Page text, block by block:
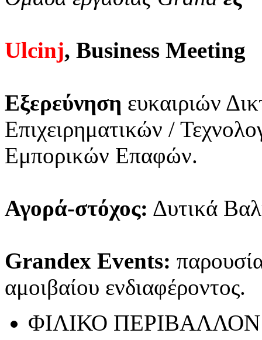
Ulcinj, Business Meeting
Εξερεύνηση ευκαιριών
Επιχειρηματικών /
Εμπορικών Επαφών.
Αγορά-στόχος: Δυτικά
Grandex Events:
αμοιβαίου ενδιαφέροντος.
ΦΙΛΙΚΟ ΠΕΡΙΒΑΛΛΟΝ